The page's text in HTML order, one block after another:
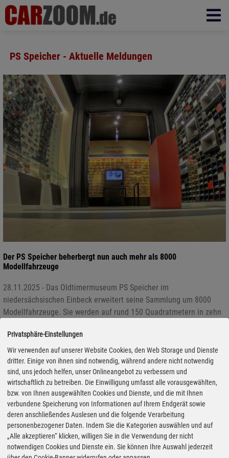
PS Speicher - Aktuelle Meldungen
Der PS Speicher beherbergt nun auch mehr als 8000
Modellfahrzeuge
28.11.2025 - Das Oldtimermuseum PS Speicher im
niedersächsischen Einbeck erweitert seine Sammlung um 8000
Modellfahrzeuge. Sie werden auf rund 150 Quadratmetern in zehn
Privatsphäre-Einstellungen
Wir verwenden auf unserer Website Cookies, den Web Storage und Dienste
dritter. Einige von ihnen sind notwendig, während andere nicht notwendig
sind, uns jedoch helfen, unser Onlineangebot zu verbessern und
wirtschaftlich zu betreiben. Die Einwilligung umfasst alle vorausgewählten,
bzw. von Ihnen ausgewählten Cookies und Dienste, und die mit Ihnen
verbundene Speicherung von Informationen auf Ihrem Endgerät sowie
deren anschließendes Auslesen und die folgende Verarbeitung
personenbezogener Daten. Indem Sie die Kategorien auswählen und auf
„Alle akzeptieren“ klicken, willigen Sie in die Verwendung der nicht
notwendigen Cookies und Dienste ein. Sie können Ihre Auswahl jederzeit